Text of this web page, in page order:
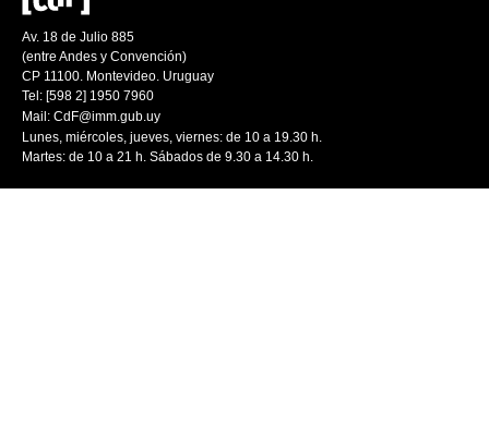
Av. 18 de Julio 885
(entre Andes y Convención)
CP 11100. Montevideo. Uruguay
Tel: [598 2] 1950 7960
Mail: CdF@imm.gub.uy
Lunes, miércoles, jueves, viernes: de 10 a 19.30 h.
Martes: de 10 a 21 h. Sábados de 9.30 a 14.30 h.